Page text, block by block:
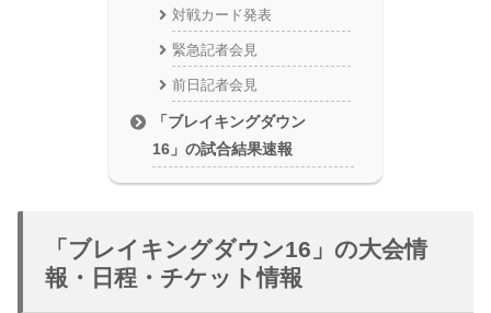
対戦カード発表
緊急記者会見
前日記者会見
「ブレイキングダウン
16」の試合結果速報
「ブレイキングダウン16」の大会情
報・日程・チケット情報